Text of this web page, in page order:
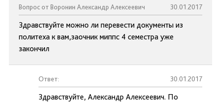
Вопрос от Воронин Александр Алексеевич 30.01.2017
Здравствуйте можно ли перевести документы из
политеха к вам,заочник миппс 4 семестра уже
закончил
Ответ: 30.01.2017
Здравствуйте, Александр Алексеевич. По